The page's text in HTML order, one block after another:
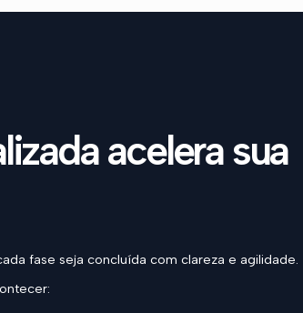
acelera sua
fase seja concluída com clareza e agilidade.